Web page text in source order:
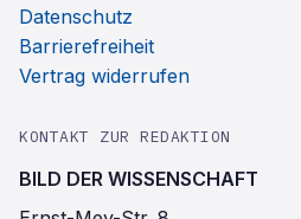
Datenschutz
Barrierefreiheit
Vertrag widerrufen
KONTAKT ZUR REDAKTION
BILD DER WISSENSCHAFT